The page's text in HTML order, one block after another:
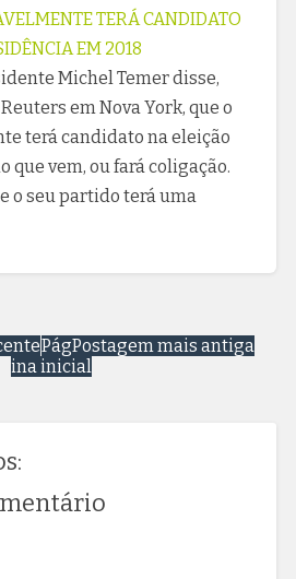
TERÁ CANDIDATO
EM 2018
Michel Temer disse,
em Nova York, que o
terá candidato na eleição
que vem, ou fará coligação.
o seu partido terá uma
Postagem mais antiga
Pág
ina inicial